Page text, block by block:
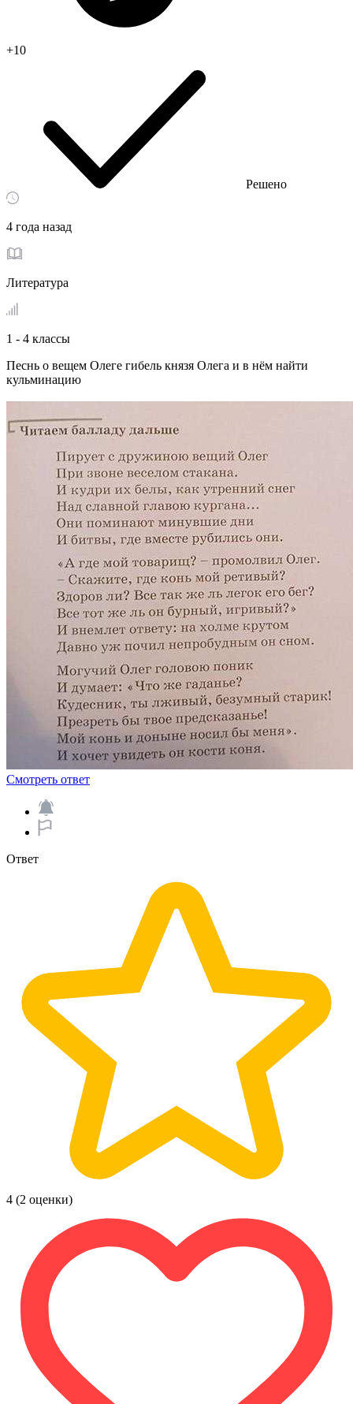
+10
Решено
4 года назад
Литература
1 - 4 классы
Песнь о вещем Олеге гибель князя Олега и в нём найти
кульминацию
Смотреть ответ
Ответ
4 (2 оценки)